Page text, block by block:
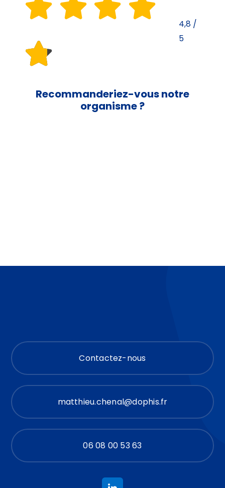
4,8/
5
Recommanderiez-vous notre
organisme ?
Contactez-nous
matthieu.chenal@dophis.fr
06 08 00 53 63